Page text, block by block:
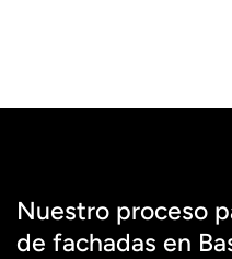
Nuestro proceso
de fachadas en